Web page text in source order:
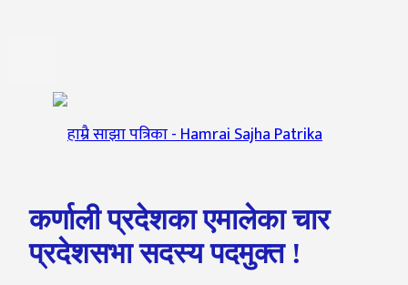
कर्णाली प्रदेशका एमालेका चार
प्रदेशसभा सदस्य पदमुक्त !